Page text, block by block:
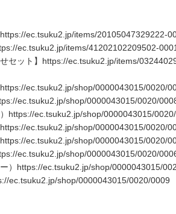
https://ec.tsuku2.jp/items/20105047329222-
ec.tsuku2.jp/items/41202102209502-0001
セット】 https://ec.tsuku2.jp/items/
https://ec.tsuku2.jp/shop/0000043015/0020/
ec.tsuku2.jp/shop/0000043015/0020/
https://ec.tsuku2.jp/shop/0000043015/
https://ec.tsuku2.jp/shop/0000043015/0020/
https://ec.tsuku2.jp/shop/0000043015/0020/
ec.tsuku2.jp/shop/0000043015/0020/
） https://ec.tsuku2.jp/shop/0000043015/
ec.tsuku2.jp/shop/0000043015/0020/0009